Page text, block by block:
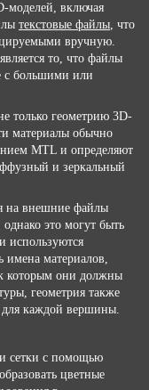
моделей, включая
текстовые файлы, что
вручную.
то, что файлы
с большими или
только геометрию 3D-
материалы обычно
MTL и определяют
и зеркальный
на внешние файлы
это могут быть
используются
имена материалов,
которым они должны
геометрия также
для каждой вершины.
сетки с помощью
цветные